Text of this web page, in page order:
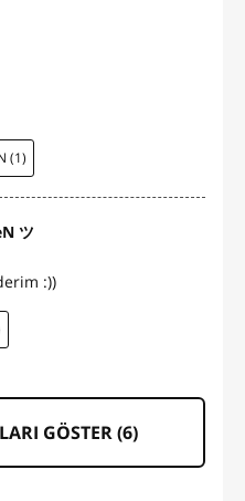
(1)
ツ
:))
GÖSTER (6)